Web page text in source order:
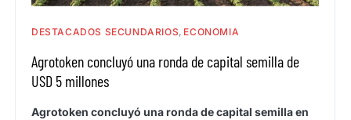
DESTACADOS SECUNDARIOS ECONOMIA
Agrotoken concluyó una ronda de capital semilla de
USD 5 millones
Agrotoken concluyó una ronda de capital semilla en